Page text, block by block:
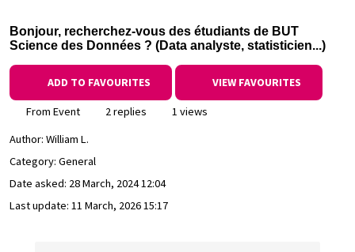
Bonjour, recherchez-vous des étudiants de BUT
Science des Données ? (Data analyste, statisticien...)
ADD TO FAVOURITES VIEW FAVOURITES
From Event 2 replies
1 views
Author: William L.
Category: General
Date asked: 28 March, 2024 12:04
Last update: 11 March, 2026 15:17